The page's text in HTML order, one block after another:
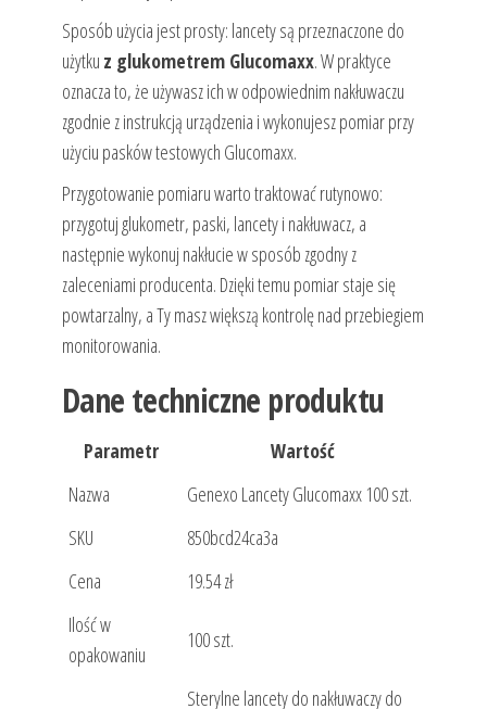
Sposób użycia jest prosty: lancety są przeznaczone do
użytku z glukometrem Glucomaxx. W praktyce
oznacza to, że używasz ich w odpowiednim nakłuwaczu
zgodnie z instrukcją urządzenia i wykonujesz pomiar przy
użyciu pasków testowych Glucomaxx.
Przygotowanie pomiaru warto traktować rutynowo:
przygotuj glukometr, paski, lancety i nakłuwacz, a
następnie wykonuj nakłucie w sposób zgodny z
zaleceniami producenta. Dzięki temu pomiar staje się
powtarzalny, a Ty masz większą kontrolę nad przebiegiem
monitorowania.
Dane techniczne produktu
Parametr
Wartość
Nazwa
Genexo Lancety Glucomaxx 100 szt.
SKU
850bcd24ca3a
Cena
19.54 zł
Ilość w
opakowaniu
100 szt.
Sterylne lancety do nakłuwaczy do